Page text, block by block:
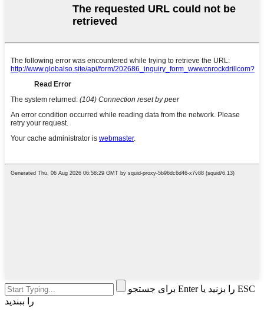
برای جستجو Enter را بزنید یا ESC
را ببندید